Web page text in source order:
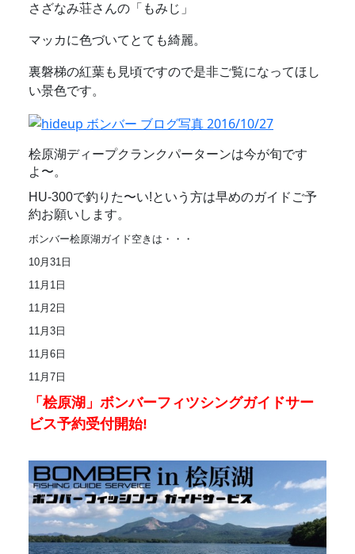
さざなみ荘さんの「もみじ」
マッカに色づいてとても綺麗。
裏磐梯の紅葉も見頃ですので是非ご覧になってほし
い景色です。
桧原湖ディープクランクパーターンは今が旬です
よ〜。
HU-300で釣りた〜い!という方は早めのガイドご予
約お願いします。
ボンバー桧原湖ガイド空きは・・・
10月31日
11月1日
11月2日
11月3日
11月6日
11月7日
「桧原湖」ボンバーフィツシングガイドサー
ビス予約受付開始!